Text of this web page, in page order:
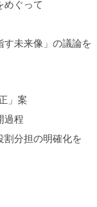
めぐって
す未来像」の議論を
」案
過程
割分担の明確化を